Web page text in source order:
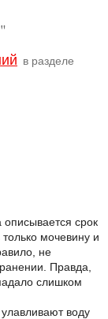
в разделе
срок
мочевину и
не
Правда,
слишком
воду